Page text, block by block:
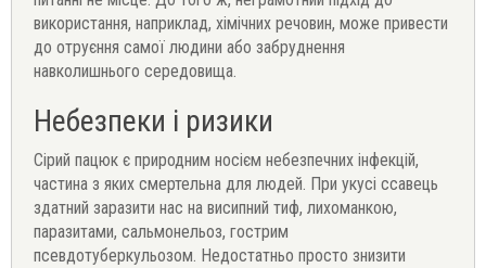
використання, наприклад, хімічних речовин, може привести
до отруєння самої людини або забруднення
навколишнього середовища.
Небезпеки і ризики
Сірий пацюк є природним носієм небезпечних інфекцій,
частина з яких смертельна для людей. При укусі ссавець
здатний заразити нас на висипний тиф, лихоманкою,
паразитами, сальмонельоз, гострим
псевдотуберкульозом. Недостатньо просто знизити